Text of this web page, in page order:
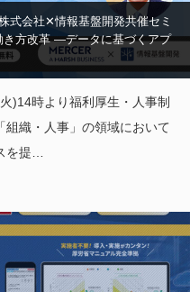
式会社✕情報基盤開発共催セミ
き方改革 —データに基づくアプ
)14時より福利厚生・人事制
組織・人事」の領域において
を提…